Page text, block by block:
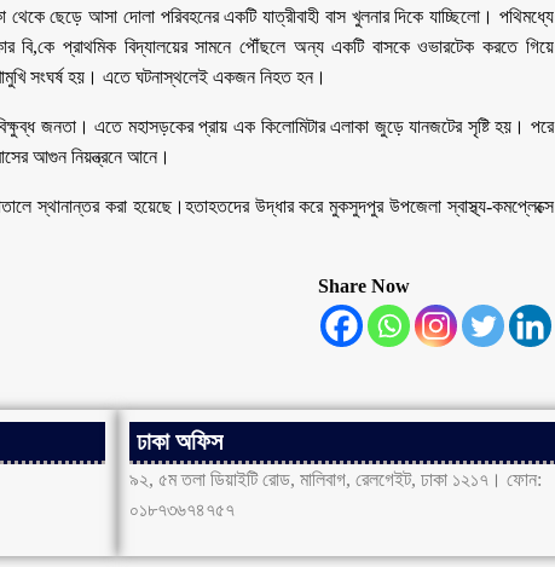
ছেড়ে আসা দোলা পরিবহনের একটি যাত্রীবাহী বাস খুলনার দিকে যাচ্ছিলো। পথিমধ্যে
বি,কে প্রাথমিক বিদ্যালয়ের সামনে পৌঁছলে অন্য একটি বাসকে ওভারটেক করতে গিয়ে
সংঘর্ষ হয়। এতে ঘটনাস্থলেই একজন নিহত হন।
জনতা। এতে মহাসড়কের প্রায় এক কিলোমিটার এলাকা জুড়ে যানজটের সৃষ্টি হয়। পরে
আগুন নিয়ন্ত্রনে আনে।
স্থানান্তর করা হয়েছে।হতাহতদের উদ্ধার করে মুকসুদপুর উপজেলা স্বাস্থ্য-কমপ্লেক্সে
Share Now
ঢাকা অফিস
৯২, ৫ম তলা ডিয়াইটি রোড, মালিবাগ, রেলগেইট, ঢাকা ১২১৭। ফোন:
০১৮৭৩৬৭৪৭৫৭